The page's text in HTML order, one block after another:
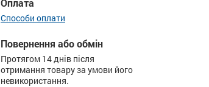
Оплата
Способи оплати
Повернення або обмін
Протягом 14 днів після
отримання товару за умови його
невикористання.